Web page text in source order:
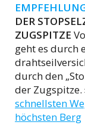
DER
ZUGSPITZE
geht es durch
durch den
der
schnellsten
höchsten Berg